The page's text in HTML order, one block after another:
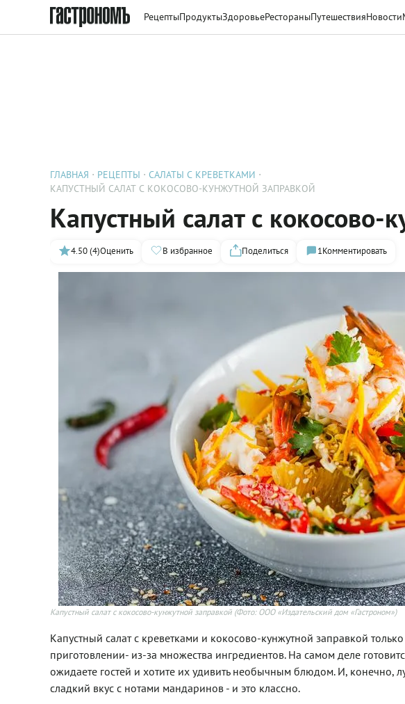
РецептыПродуктыЗдоровьеРестораныПутешествияНовости
ГЛАВНАЯ РЕЦЕПТЫ
САЛАТЫ С КРЕВЕТКАМИ
КАПУСТНЫЙ САЛАТ С КОКОСОВО-КУНЖУТНОЙ ЗАПРАВКОЙ
Капустный салат с кокосово-
4.50 (4)Оценить В избранное Поделиться 1Комментировать
Капустный салат с кокосово-кунжутной заправкой (Фото: ООО «Издательский дом «Гастроном»)
Капустный салат с креветками и кокосово-кунжутной заправкой
приготовлении- из-за множества ингредиентов. На самом деле
ожидаете гостей и хотите их удивить необычным блюдом. И, конечно,
сладкий вкус с нотами мандаринов - и это классно.